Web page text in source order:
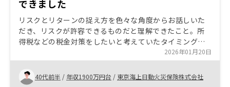
できました
リスクとリターンの捉え方を色々な角度からお話しいた
だき、リスクが許容できるものだと理解できたこと。所
得税などの税金対策をしたいと考えていたタイミングで
もあり、良い担当の方を紹介いただき、分かりやすく説
明いただいたことで購入の決断をするに至った。
2026年01月20日
40代前半 / 年収1900万円台 / 東京海上日動火災保険株式会社